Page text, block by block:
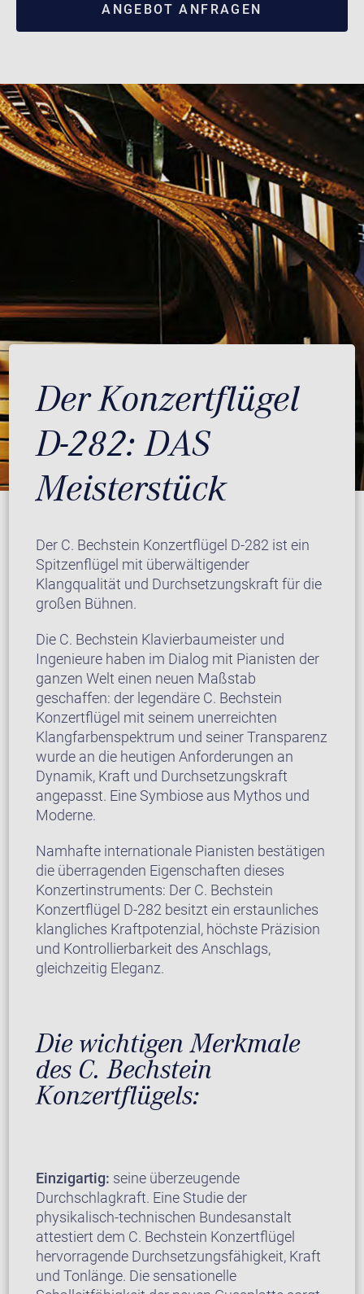
ANGEBOT ANFRAGEN
Der Konzertflügel
D-282: DAS
Meisterstück
Der C. Bechstein Konzertflügel D-282 ist ein
Spitzenflügel mit überwältigender
Klangqualität und Durchsetzungskraft für die
großen Bühnen.
Die C. Bechstein Klavierbaumeister und
Ingenieure haben im Dialog mit Pianisten der
ganzen Welt einen neuen Maßstab
geschaffen: der legendäre C. Bechstein
Konzertflügel mit seinem unerreichten
Klangfarbenspektrum und seiner Transparenz
wurde an die heutigen Anforderungen an
Dynamik, Kraft und Durchsetzungskraft
angepasst. Eine Symbiose aus Mythos und
Moderne.
Namhafte internationale Pianisten bestätigen
die überragenden Eigenschaften dieses
Konzertinstruments: Der C. Bechstein
Konzertflügel D-282 besitzt ein erstaunliches
klangliches Kraftpotenzial, höchste Präzision
und Kontrollierbarkeit des Anschlags,
gleichzeitig Eleganz.
Die wichtigen Merkmale
des C. Bechstein
Konzertflügels:
Einzigartig: seine überzeugende
Durchschlagkraft. Eine Studie der
physikalisch-technischen Bundesanstalt
attestiert dem C. Bechstein Konzertflügel
hervorragende Durchsetzungsfähigkeit, Kraft
und Tonlänge. Die sensationelle